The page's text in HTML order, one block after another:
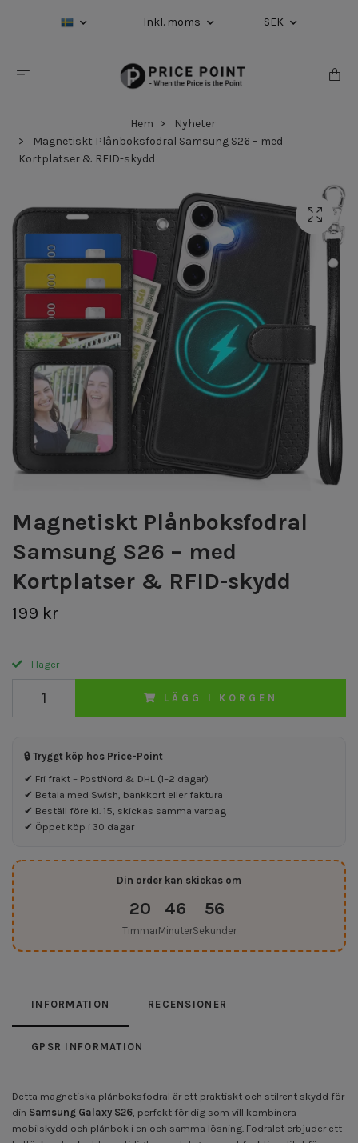
Inkl. moms SEK
Hem
Nyheter
Magnetiskt Plånboksfodral Samsung S26 – med
Kortplatser & RFID-skydd
Magnetiskt Plånboksfodral
Samsung S26 – med
Kortplatser & RFID-skydd
199 kr
I lager
LÄGG I KORGEN
🔒 Tryggt köp hos Price-Point
✔ Fri frakt – PostNord & DHL (1–2 dagar)
✔ Betala med Swish, bankkort eller faktura
✔ Beställ före kl. 15, skickas samma vardag
✔ Öppet köp i 30 dagar
Din order kan skickas om
20
Timmar
46
Minuter
55
Sekunder
INFORMATION RECENSIONER
GPSR INFORMATION
Detta magnetiska plånboksfodral är ett praktiskt och stilrent skydd för
din Samsung Galaxy S26 , perfekt för dig som vill kombinera
mobilskydd och plånbok i en och samma lösning. Fodralet erbjuder ett